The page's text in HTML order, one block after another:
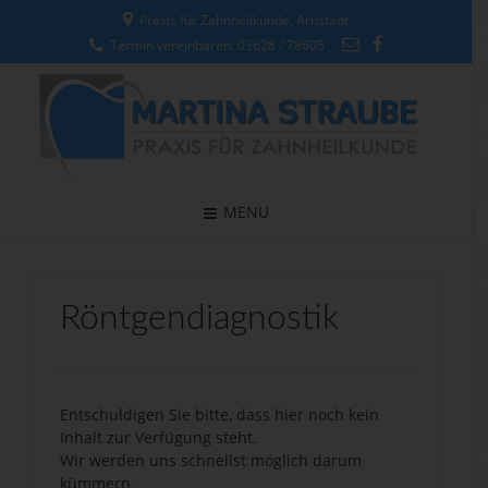
Praxis für Zahnheilkunde, Arnstadt
Termin vereinbaren: 03628 / 78605
MENU
Röntgendiagnostik
Entschuldigen Sie bitte, dass hier noch kein
Inhalt zur Verfügung steht.
Wir werden uns schnellst möglich darum
kümmern.